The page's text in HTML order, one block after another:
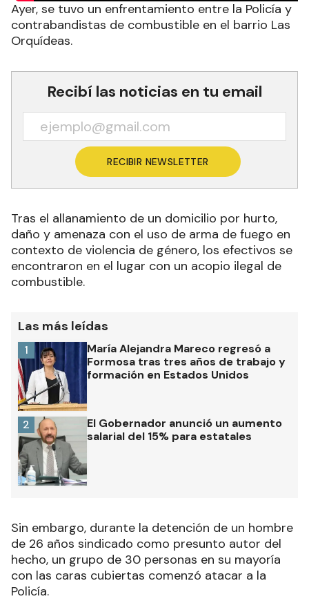
Ayer, se tuvo un enfrentamiento entre la Policía y
contrabandistas de combustible en el barrio Las
Orquídeas.
Recibí las noticias en tu email
RECIBIR NEWSLETTER
Tras el allanamiento de un domicilio por hurto,
daño y amenaza con el uso de arma de fuego en
contexto de violencia de género, los efectivos se
encontraron en el lugar con un acopio ilegal de
combustible.
Las más leídas
María Alejandra Mareco regresó a
Formosa tras tres años de trabajo y
formación en Estados Unidos
1
El Gobernador anunció un aumento
salarial del 15% para estatales
2
Sin embargo, durante la detención de un hombre
de 26 años sindicado como presunto autor del
hecho, un grupo de 30 personas en su mayoría
con las caras cubiertas comenzó atacar a la
Policía.